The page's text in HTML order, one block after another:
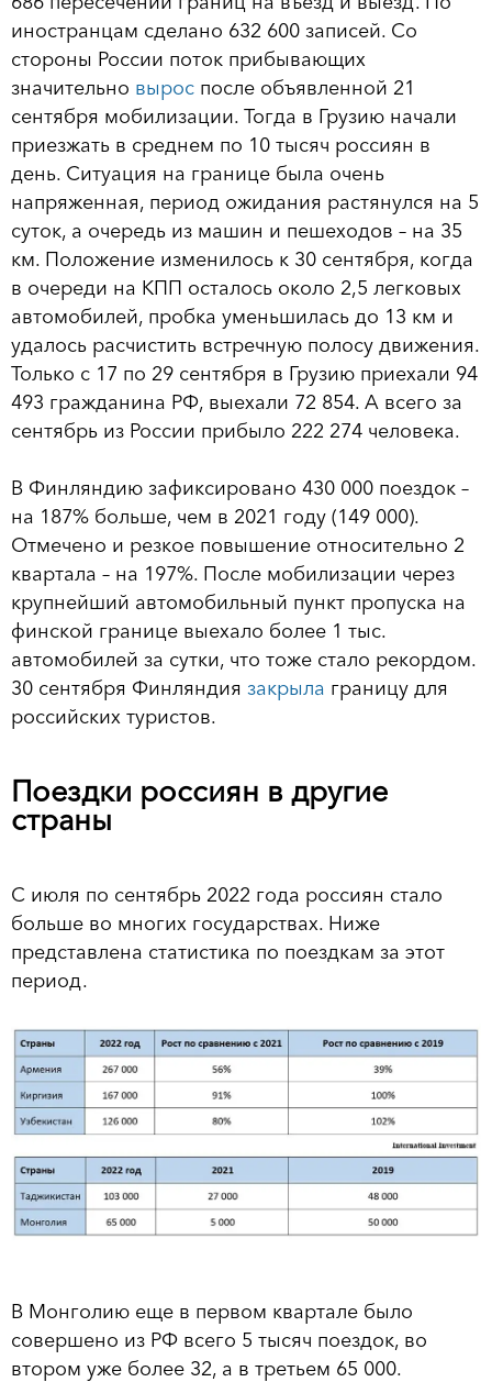
иностранцам сделано 632 600 записей. Со
стороны России поток прибывающих
значительно вырос после объявленной 21
сентября мобилизации. Тогда в Грузию начали
приезжать в среднем по 10 тысяч россиян в
день. Ситуация на границе была очень
напряженная, период ожидания растянулся на 5
суток, а очередь из машин и пешеходов – на 35
км. Положение изменилось к 30 сентября, когда
в очереди на КПП осталось около 2,5 легковых
автомобилей, пробка уменьшилась до 13 км и
удалось расчистить встречную полосу движения.
Только с 17 по 29 сентября в Грузию приехали 94
493 гражданина РФ, выехали 72 854. А всего за
сентябрь из России прибыло 222 274 человека.
В Финляндию зафиксировано 430 000 поездок –
на 187% больше, чем в 2021 году (149 000).
Отмечено и резкое повышение относительно 2
квартала – на 197%. После мобилизации через
крупнейший автомобильный пункт пропуска на
финской границе выехало более 1 тыс.
автомобилей за сутки, что тоже стало рекордом.
30 сентября Финляндия закрыла границу для
российских туристов.
Поездки россиян в другие
страны
С июля по сентябрь 2022 года россиян стало
больше во многих государствах. Ниже
представлена статистика по поездкам за этот
период.
В Монголию еще в первом квартале было
совершено из РФ всего 5 тысяч поездок, во
втором уже более 32, а в третьем 65 000.